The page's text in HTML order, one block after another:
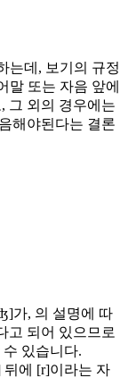
는데, 보기의 규정
말 또는 자음 앞에
그 외의 경우에는
해야된다는 결론
가, 의 설명에 따
고 되어 있으므로
있습니다.
뒤에 [r]이라는 자